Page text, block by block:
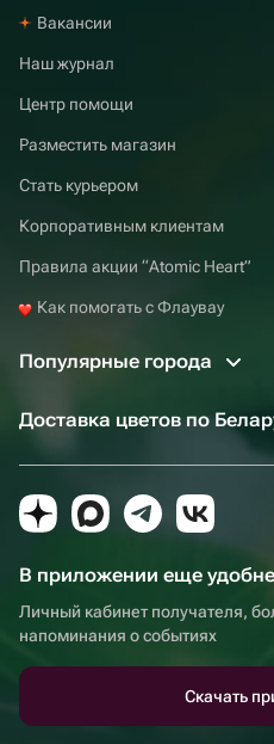
Вакансии
Наш журнал
Центр помощи
Разместить магазин
Стать курьером
Корпоративным клиентам
Правила акции “Atomic Heart”
Как помогать с Флаувау
Популярные города
Доставка цветов по
В приложении еще
Личный кабинет получателя,
напоминания о событиях
Скачать